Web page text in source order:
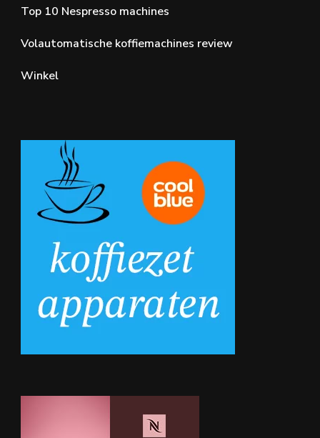
Top 10 Nespresso machines
Volautomatische koffiemachines review
Winkel